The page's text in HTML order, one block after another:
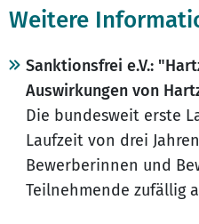
Weitere
Sanktionsfrei e.V.:
Auswirkungen von
Die bundesweit erste
Laufzeit von drei
Bewerberinnen und
Teilnehmende zufällig